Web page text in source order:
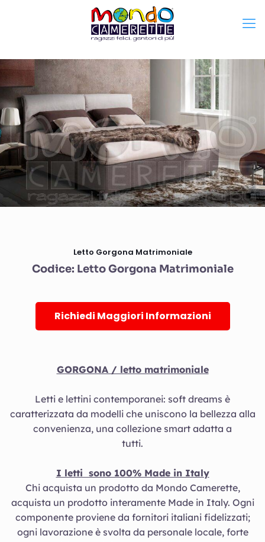
Letto Gorgona Matrimoniale
Codice: Letto Gorgona Matrimoniale
Richiedi Maggiori Informazioni
GORGONA / letto matrimoniale
Letti e lettini contemporanei: soft dreams è
caratterizzata da modelli che uniscono la bellezza alla
convenienza, una collezione smart adatta a
tutti.
I letti sono 100% Made in Italy
Chi acquista un prodotto da Mondo Camerette,
acquista un prodotto interamente Made in Italy. Ogni
componente proviene da fornitori italiani fidelizzati;
ogni lavorazione è svolta da personale locale, forte